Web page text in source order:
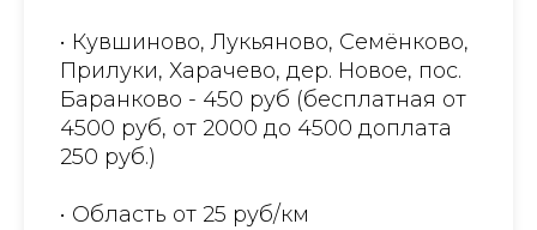
• Кувшиново, Лукьяново, Семёнково,
Прилуки, Харачево, дер. Новое, пос.
Баранково - 450 руб (бесплатная от
4500 руб, от 2000 до 4500 доплата
250 руб.)
• Область от 25 руб/км